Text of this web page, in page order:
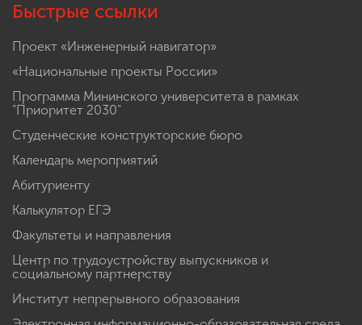
Быстрые ссылки
Проект «Инженерный навигатор»
«Национальные проекты России»
Программа Мининского университета в рамках
"Приоритет 2030"
Студенческие конструкторские бюро
Календарь мероприятий
Абитуриенту
Калькулятор ЕГЭ
Факультеты и направления
Центр по трудоустройству выпускников и
социальному партнерству
Институт непрерывного образования